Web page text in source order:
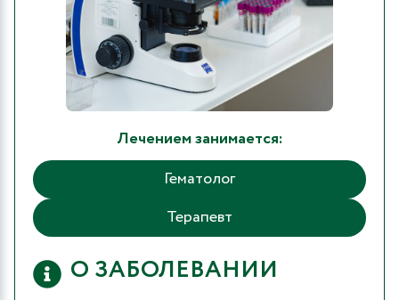
Лечением занимается:
Гематолог
Терапевт
О ЗАБОЛЕВАНИИ